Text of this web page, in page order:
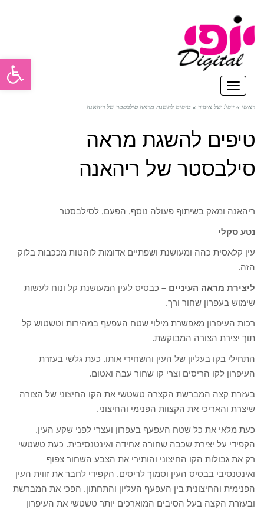
תפריט
ראשי » יופי! של איפור » טיפים להשגת מראה סילבסטר של ריהאנה
טיפים להשגת מראה
סילבסטר של ריהאנה
ריהאנה ומאק בשיתוף פעולה נוסף, הפעם, לסילבסטר
נטע סקלי
עין קלאסית כהה ומעושנת ושפתיים אדומות לוהטות מככבות בלוק
הזה.
ליצירת מראה העיניים – כבסיס לעין המעושנת קל ונוח לעשות
שימוש בעפרון שחור ורך.
רכות העיפרון מאפשרת מילוי שטח העפעף במהירות וטשטוש קל
תוך יצירת הצורה המבוקשת.
התחילי בקו בעליון של העין והשחירי אותו. כעת גלשי בעזרת
העיפרון לקו הריסים וצרי קו שחור עבה ואטום.
בעזרת קצה המברשת הקצרה טשטשי את הקו החיצוני של הצורה
שיצרת והאריכי את הקצוות הפנימי והחיצוני.
כעת מלאי את כל שטח העפעף בעפרון ועצרי לפני שקע העין.
הקפידי על יצירת שכבה שחורה אחידה ואינטנסיבית. כעת טשטשי
רק את גבולות הקו החיצוני והותירי את הצבע השחור צפוף
ואינטנסיבי בבסיס העין וסמוך לריסים. הקפידי לחבר את זווית העין
הפנימית והחיצונית בין העפעף העליון והתחתון. הפכי את המברשת
ובעזרת הקצה בעל הסיבים המוארכים יותר טשטשי את העיפרון
פתח